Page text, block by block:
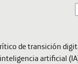
de transición
artificial